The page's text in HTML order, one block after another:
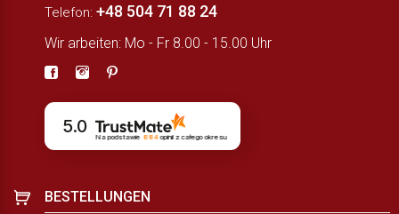
Telefon: +48 504 71 88 24
Wir arbeiten: Mo - Fr 8.00 - 15.00 Uhr
5.0
Na podstawie 884opiniiz całego okresu
BESTELLUNGEN